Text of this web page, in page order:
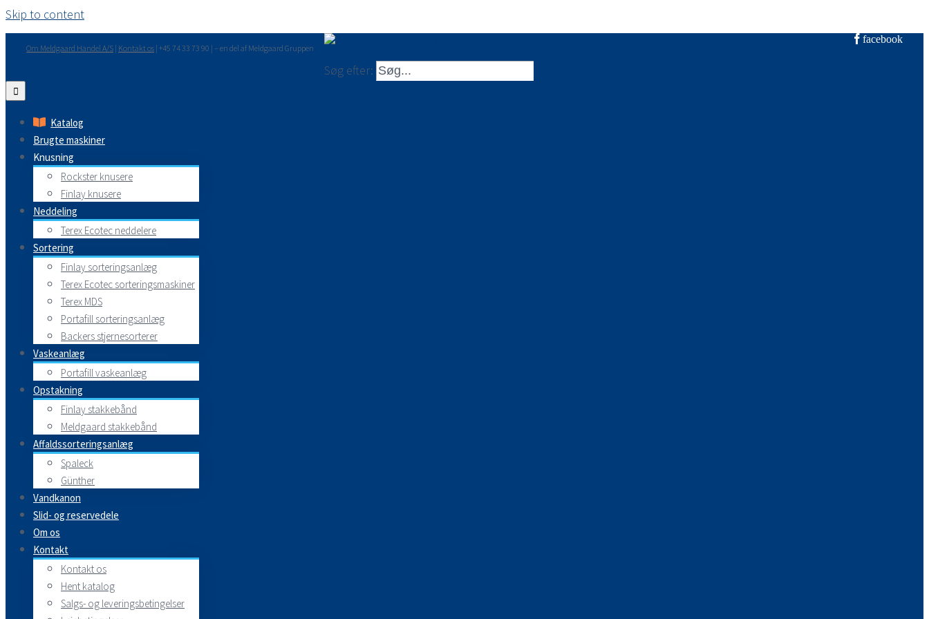
Skip to content
Om Meldgaard Handel A/S | Kontakt os | +45 74 33 73 90 | – en del af Meldgaard Gruppen
facebook
Søg efter:
Katalog
Brugte maskiner
Knusning
Rockster knusere
Finlay knusere
Neddeling
Terex Ecotec neddelere
Sortering
Finlay sorteringsanlæg
Terex Ecotec sorteringsmaskiner
Terex MDS
Portafill sorteringsanlæg
Backers stjernesorterer
Vaskeanlæg
Portafill vaskeanlæg
Opstakning
Finlay stakkebånd
Meldgaard stakkebånd
Affaldssorteringsanlæg
Spaleck
Günther
Vandkanon
Slid- og reservedele
Om os
Kontakt
Kontakt os
Hent katalog
Salgs- og leveringsbetingelser